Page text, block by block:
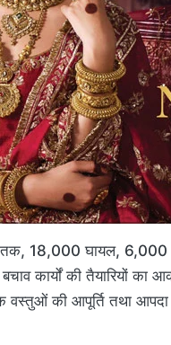
18,000 घायल, 6,000
कार्यों की तैयारियों का
वस्तुओं की आपूर्ति तथा